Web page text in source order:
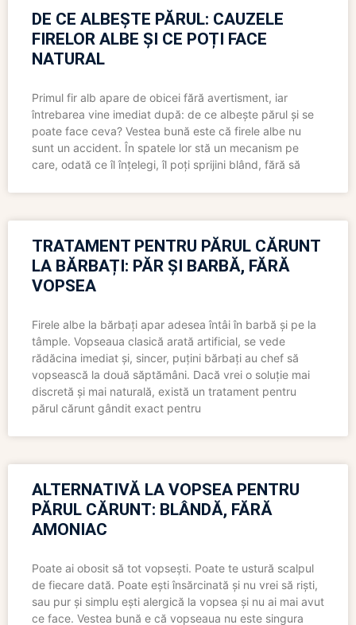
DE CE ALBEȘTE PĂRUL: CAUZELE
FIRELOR ALBE ȘI CE POȚI FACE
NATURAL
Primul fir alb apare de obicei fără avertisment, iar
întrebarea vine imediat după: de ce albește părul și se
poate face ceva? Vestea bună este că firele albe nu
sunt un accident. În spatele lor stă un mecanism pe
care, odată ce îl înțelegi, îl poți sprijini blând, fără să
TRATAMENT PENTRU PĂRUL CĂRUNT
LA BĂRBAȚI: PĂR ȘI BARBĂ, FĂRĂ
VOPSEA
Firele albe la bărbați apar adesea întâi în barbă și pe la
tâmple. Vopseaua clasică arată artificial, se vede
rădăcina imediat și, sincer, puțini bărbați au chef să
vopsească la două săptămâni. Dacă vrei o soluție mai
discretă și mai naturală, există un tratament pentru
părul cărunt gândit exact pentru
ALTERNATIVĂ LA VOPSEA PENTRU
PĂRUL CĂRUNT: BLÂNDĂ, FĂRĂ
AMONIAC
Poate ai obosit să tot vopsești. Poate te ustură scalpul
de fiecare dată. Poate ești însărcinată și nu vrei să riști,
sau pur și simplu ești alergică la vopsea și nu ai mai avut
ce face. Vestea bună e că vopseaua nu este singura